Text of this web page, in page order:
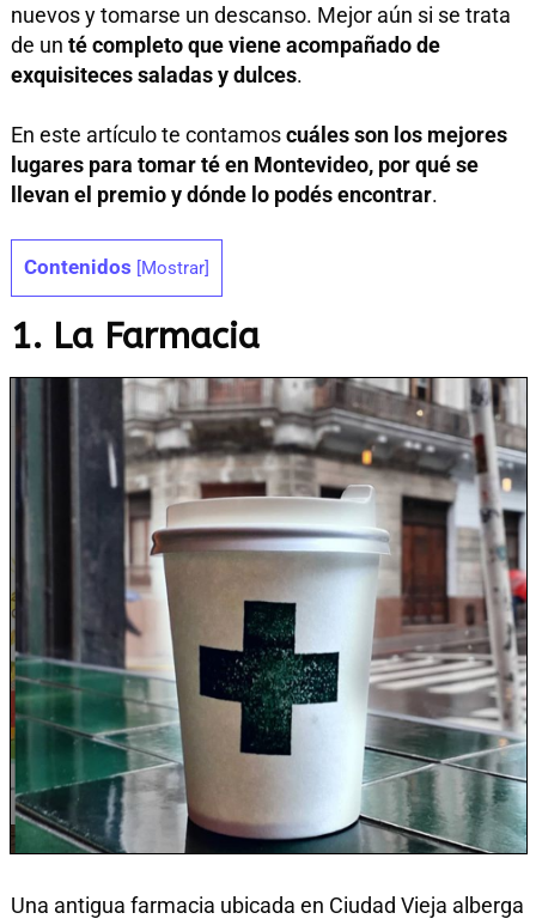
nuevos y tomarse un descanso. Mejor aún si se trata
de un té completo que viene acompañado de
exquisiteces saladas y dulces.
En este artículo te contamoscuáles son los mejores
lugares para tomar té en Montevideo, por qué se
llevan el premio y dónde lo podés encontrar.
Contenidos Mostrar
1. La Farmacia
Una antigua farmacia ubicada en Ciudad Vieja alberga